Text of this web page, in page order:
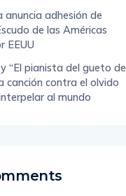
anuncia adhesión de
de las Américas
EEUU
“El pianista del gueto de
canción contra el olvido
al mundo